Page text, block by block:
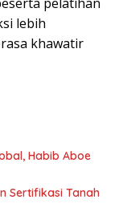
pelatihan
lebih
khawatir
Habib Aboe
Sertifikasi Tanah